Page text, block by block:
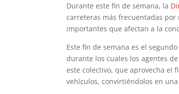
Durante este fin de semana, la
carreteras más frecuentadas
importantes que afectan a la
Este fin de semana es el
durante los cuales los agentes
este colectivo, que aprovecha el
vehículos, convirtiéndolos en